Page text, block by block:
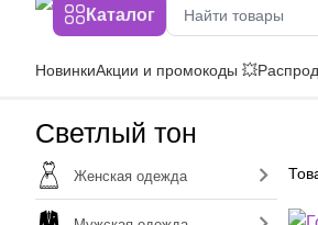
Каталог
НовинкиАкции и промокоды 💥
Светлый тон
Женская одежда